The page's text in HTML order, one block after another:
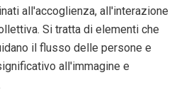
all'accoglienza, all'interazione
Si tratta di elementi che
il flusso delle persone e
all'immagine e